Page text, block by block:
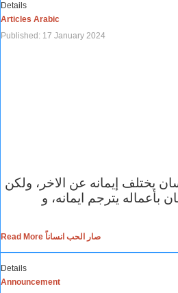
Details
Articles Arabic
Published: 17 January 2024
يختلف إيمانه عن الاخر، ولكن
بأعماله يترجم ايمانه، و
Read More صار الحب انساناً
Details
Announcement